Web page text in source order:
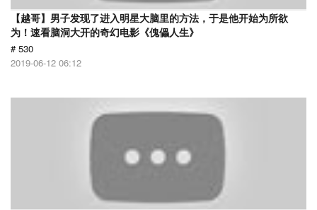
【越哥】男子发现了进入明星大脑里的方法，于是他开始为所欲
为！速看脑洞大开的奇幻电影《傀儡人生》
# 530
2019-06-12 06:12